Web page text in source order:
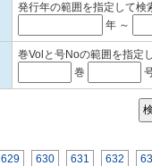
発行年の範囲を指定して検
年 ～
巻Volと号Noの範囲を指定
巻
629 630 631 632